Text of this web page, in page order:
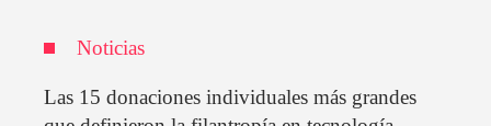
Noticias
Las 15 donaciones individuales más grandes